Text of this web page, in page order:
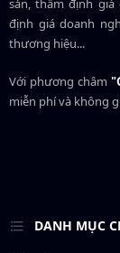
sản, thẩm định
định giá doanh
thương hiệu...
Với phương châm
miễn phí và không
DANH MỤC